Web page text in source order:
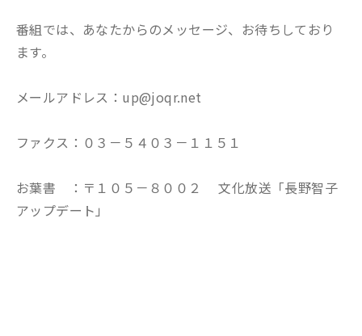
番組では、あなたからのメッセージ、お待ちしており
ます。
メールアドレス：up@joqr.net
ファクス：０３－５４０３－１１５１
お葉書 ：〒１０５－８００２ 文化放送「長野智子
アップデート」